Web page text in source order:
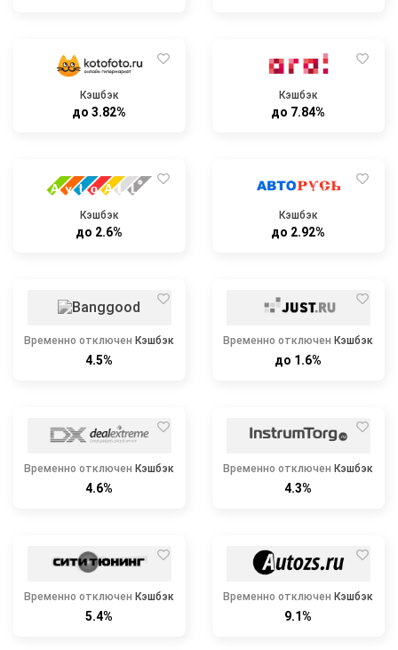
Кэшбэк
до 3.82%
Кэшбэк
до 7.84%
Кэшбэк
до 2.6%
Кэшбэк
до 2.92%
Временно отключен Кэшбэк
4.5%
Временно отключен Кэшбэк
до 1.6%
Временно отключен Кэшбэк
4.6%
Временно отключен Кэшбэк
4.3%
Временно отключен Кэшбэк
5.4%
Временно отключен Кэшбэк
9.1%